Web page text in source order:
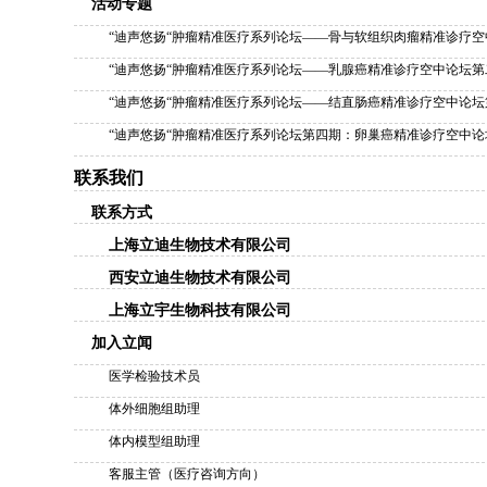
活动专题
“迪声悠扬“肿瘤精准医疗系列论坛——骨与软组织肉瘤精准诊疗空
“迪声悠扬“肿瘤精准医疗系列论坛——乳腺癌精准诊疗空中论坛第
“迪声悠扬“肿瘤精准医疗系列论坛——结直肠癌精准诊疗空中论坛
“迪声悠扬“肿瘤精准医疗系列论坛第四期：卵巢癌精准诊疗空中
联系我们
联系方式
上海立迪生物技术有限公司
西安立迪生物技术有限公司
上海立宇生物科技有限公司
加入立闻
医学检验技术员
体外细胞组助理
体内模型组助理
客服主管（医疗咨询方向）